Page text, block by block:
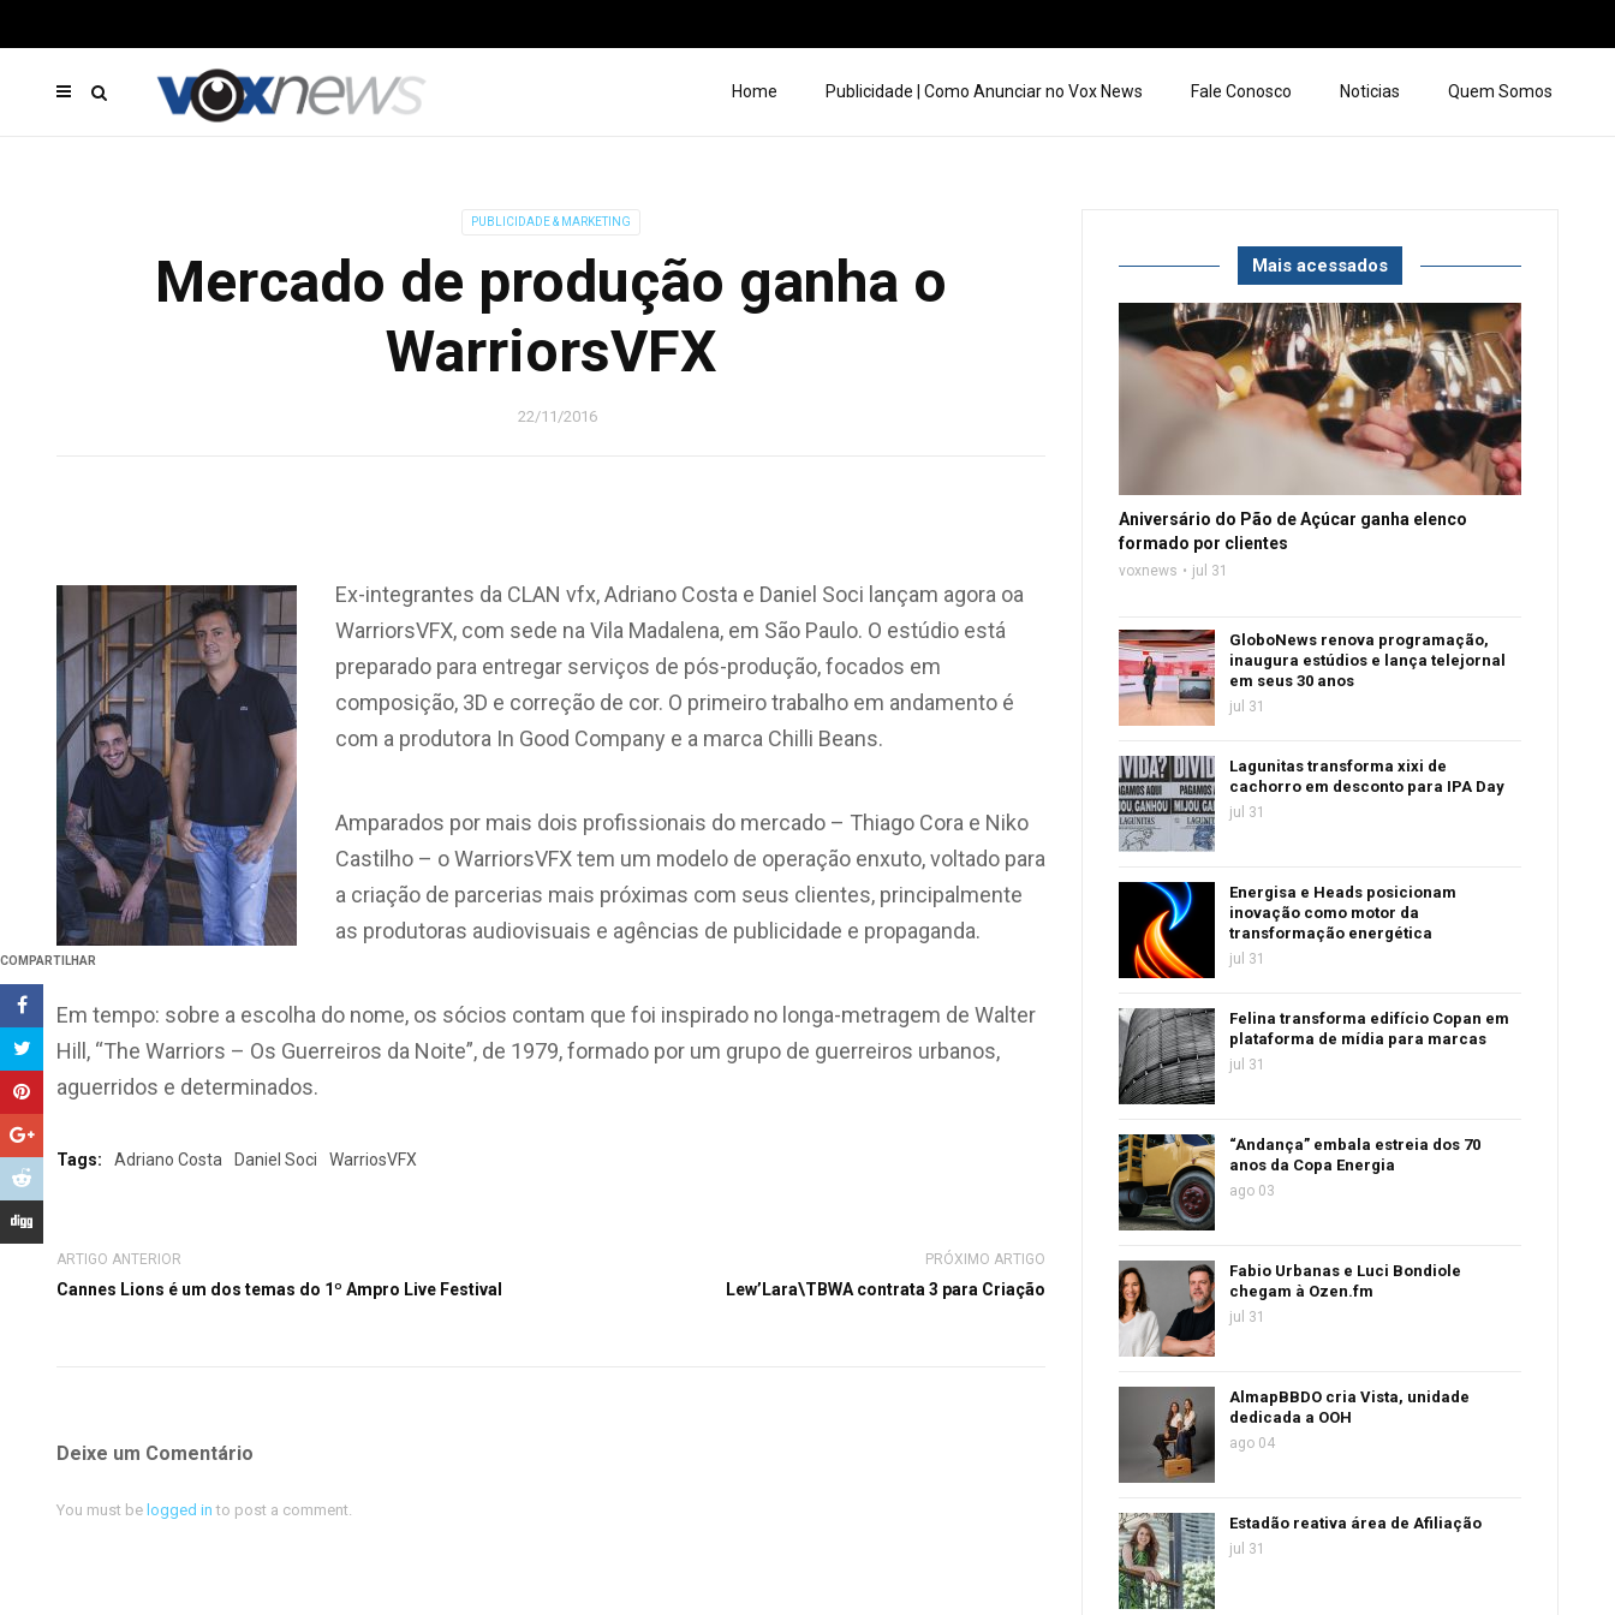
Home Publicidade | Como Anunciar no Vox News Fale Conosco Noticias Quem Somos
PUBLICIDADE & MARKETING
Mercado de produção ganha o
WarriorsVFX
22/11/2016
COMPARTILHAR
Ex-integrantes da CLAN vfx, Adriano Costa e Daniel Soci lançam agora oa
WarriorsVFX, com sede na Vila Madalena, em São Paulo. O estúdio está
preparado para entregar serviços de pós-produção, focados em
composição, 3D e correção de cor. O primeiro trabalho em andamento é
com a produtora In Good Company e a marca Chilli Beans.
Amparados por mais dois profissionais do mercado – Thiago Cora e Niko
Castilho – o WarriorsVFX tem um modelo de operação enxuto, voltado para
a criação de parcerias mais próximas com seus clientes, principalmente
as produtoras audiovisuais e agências de publicidade e propaganda.
Em tempo: sobre a escolha do nome, os sócios contam que foi inspirado no longa-metragem de Walter
Hill, “The Warriors – Os Guerreiros da Noite”, de 1979, formado por um grupo de guerreiros urbanos,
aguerridos e determinados.
Tags: Adriano Costa Daniel Soci WarriosVFX
ARTIGO ANTERIOR
Cannes Lions é um dos temas do 1º Ampro Live Festival
PRÓXIMO ARTIGO
Lew’Lara\TBWA contrata 3 para Criação
Deixe um Comentário
You must be logged in to post a comment.
Mais acessados
Aniversário do Pão de Açúcar ganha elenco
formado por clientes
voxnews jul 31
GloboNews renova programação,
inaugura estúdios e lança telejornal
em seus 30 anos
jul 31
Lagunitas transforma xixi de
cachorro em desconto para IPA Day
jul 31
Energisa e Heads posicionam
inovação como motor da
transformação energética
jul 31
Felina transforma edifício Copan em
plataforma de mídia para marcas
jul 31
“Andança” embala estreia dos 70
anos da Copa Energia
ago 03
Fabio Urbanas e Luci Bondiole
chegam à Ozen.fm
jul 31
AlmapBBDO cria Vista, unidade
dedicada a OOH
ago 04
Estadão reativa área de Afiliação
jul 31